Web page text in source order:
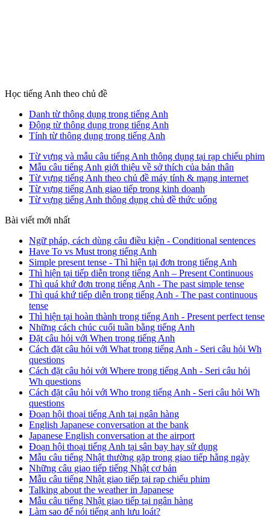
Học tiếng Anh theo chủ đề
Danh từ thông dụng trong tiếng Anh
Động từ thông dụng trong tiếng Anh
Tính từ thông dụng trong tiếng Anh
Từ vựng và mẫu câu tiếng Anh thông dụng tại rạp chiếu phim
Mẫu câu tiếng Anh giới thiệu về sở thích của bản thân
Từ vựng tiếng Anh theo chủ đề máy tính & mạng internet
Từ vựng tiếng Anh giao tiếp trong kinh doanh
Từ vựng tiếng Anh thông dụng chủ đề thức uống
Bài viết mới nhất
Ngữ pháp, cách dùng câu điều kiện - Conditional sentences
Have To vs Must trong tiếng Anh
Simple present tense - Thì hiện tại đơn trong tiếng Anh
Thì hiện tại tiếp diễn trong tiếng Anh – Present Continuous
Thì quá khứ đơn trong tiếng Anh - The past simple tense
Thì quá khứ tiếp diễn trong tiếng Anh - The past continuous
tense
Thì hiện tại hoàn thành trong tiếng Anh - Present perfect tense
Những cách chúc cuối tuần bằng tiếng Anh
Đặt câu hỏi với When trong tiếng Anh
Cách đặt câu hỏi với What trong tiếng Anh - Seri câu hỏi Wh
questions
Cách đặt câu hỏi với Where trong tiếng Anh - Seri câu hỏi
Wh questions
Cách đặt câu hỏi với Who trong tiếng Anh - Seri câu hỏi Wh
questions
Đoạn hội thoại tiếng Anh tại ngân hàng
English Japanese conversation at the bank
Japanese English conversation at the airport
Đoạn hội thoại tiếng Anh tại sân bay hay sử dụng
Mẫu câu tiếng Nhật thường gặp trong giao tiếp hằng ngày
Những câu giao tiếp tiếng Nhật cơ bản
Mẫu câu tiếng Nhật giao tiếp tại rạp chiếu phim
Talking about the weather in Japanese
Mẫu câu tiếng Nhật giao tiếp tại ngân hàng
Làm sao để nói tiếng anh lưu loát?